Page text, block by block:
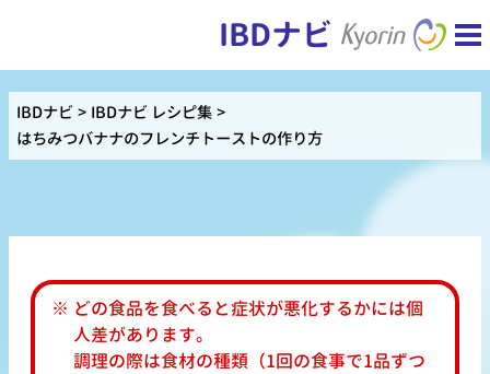
IBDナビ
IBDナビ
IBDナビ レシピ集
はちみつバナナのフレンチトーストの作り方
どの食品を食べると症状が悪化するかには個
人差があります。
調理の際は食材の種類（1回の食事で1品ずつ